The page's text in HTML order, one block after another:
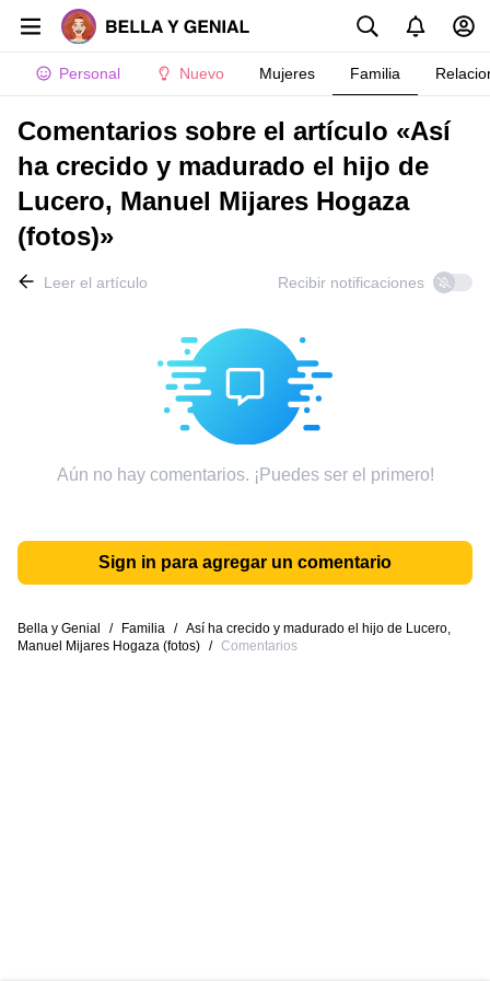
Personal Nuevo Mujeres Familia
Comentarios sobre el artículo «Así
ha crecido y madurado el hijo de
Lucero, Manuel Mijares Hogaza
(fotos)»
Leer el artículo Recibir notificaciones
Aún no hay comentarios. ¡Puedes ser el primero!
Sign in para agregar un comentario
Bella y Genial / Familia / Así ha crecido y madurado el hijo de Lucero,
Manuel Mijares Hogaza (fotos) / Comentarios